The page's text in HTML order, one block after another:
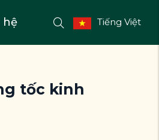
hệ Tiếng Việt
tốc kinh